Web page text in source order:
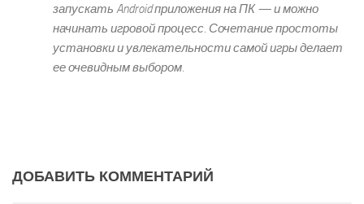
запускать Android приложения на ПК — и можно
начинать игровой процесс. Сочетание простоты
установки и увлекательности самой игры делает
ее очевидным выбором.
ДОБАВИТЬ КОММЕНТАРИЙ